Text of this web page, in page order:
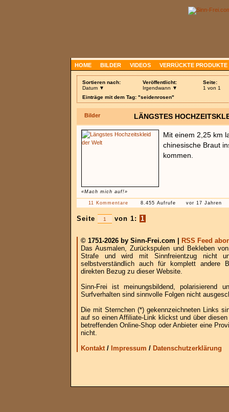
HOME BILDER VIDEOS VERRÜCKTE PRODUKTE
Sortieren nach:
Datum ▼
Veröffentlicht:
Irgendwann ▼
Seite:
1 von 1
Einträge mit dem Tag: "seidenrosen"
Bilder LÄNGSTES
«Mach mich auf!»
Mit einem 2,25 km
chinesische Braut
kommen.
11 Kommentare 8.455 Aufrufe vor 17 Jahren
Seite von 1: 1
© 1751-2026 by Sinn-Frei.com |
RSS Feed
Das Ausmalen, Zurückspulen und Bekleben
Strafe und wird mit Sinnfreientzug nicht
selbstverständlich auch für komplett andere
direkten Bezug zu dieser Website.
Sinn-Frei ist meinungsbildend, polarisierend
Surfverhalten sind sinnvolle Folgen nicht
Die mit Sternchen (*) gekennzeichneten Links
auf so einen Affiliate-Link klickst und über
betreffenden Online-Shop oder Anbieter eine
nicht.
Kontakt/ Impressum / Datenschutzerklärung